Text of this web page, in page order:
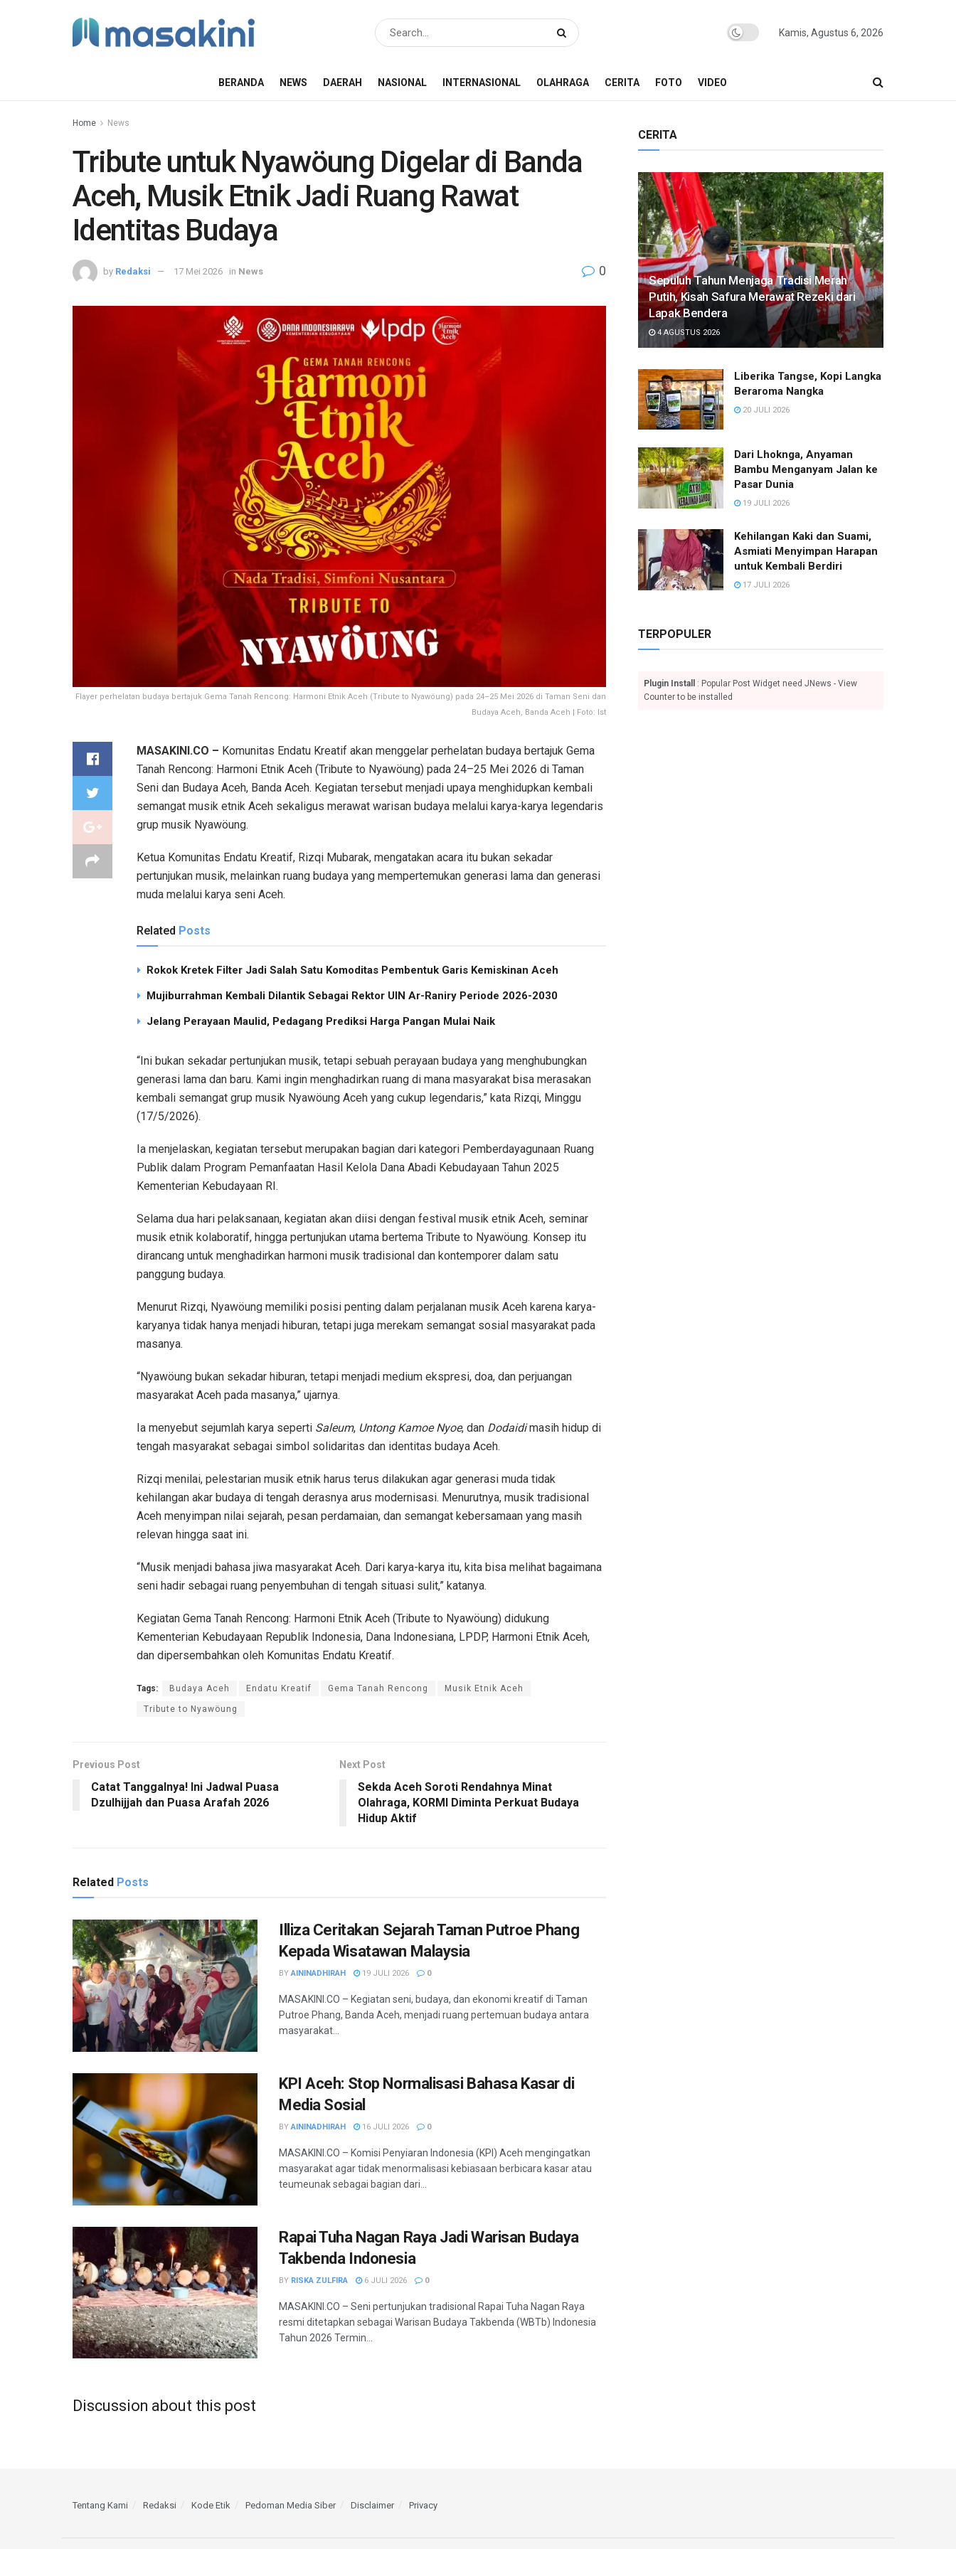
Kamis, Agustus 6, 2026
BERANDA NEWS DAERAH NASIONAL INTERNASIONAL OLAHRAGA CERITA FOTO VIDEO
Home News
Tribute untuk Nyawöung Digelar di Banda
Aceh, Musik Etnik Jadi Ruang Rawat
Identitas Budaya
by Redaksi 17 Mei 2026 in News 0
Flayer perhelatan budaya bertajuk Gema Tanah Rencong: Harmoni Etnik Aceh (Tribute to Nyawöung) pada 24–25 Mei 2026 di Taman Seni dan
Budaya Aceh, Banda Aceh | Foto: Ist
MASAKINI.CO – Komunitas Endatu Kreatif akan menggelar perhelatan budaya bertajuk Gema
Tanah Rencong: Harmoni Etnik Aceh (Tribute to Nyawöung) pada 24–25 Mei 2026 di Taman
Seni dan Budaya Aceh, Banda Aceh. Kegiatan tersebut menjadi upaya menghidupkan kembali
semangat musik etnik Aceh sekaligus merawat warisan budaya melalui karya-karya legendaris
grup musik Nyawöung.
Ketua Komunitas Endatu Kreatif, Rizqi Mubarak, mengatakan acara itu bukan sekadar
pertunjukan musik, melainkan ruang budaya yang mempertemukan generasi lama dan generasi
muda melalui karya seni Aceh.
Related Posts
Rokok Kretek Filter Jadi Salah Satu Komoditas Pembentuk Garis Kemiskinan Aceh
Mujiburrahman Kembali Dilantik Sebagai Rektor UIN Ar-Raniry Periode 2026-2030
Jelang Perayaan Maulid, Pedagang Prediksi Harga Pangan Mulai Naik
“Ini bukan sekadar pertunjukan musik, tetapi sebuah perayaan budaya yang menghubungkan
generasi lama dan baru. Kami ingin menghadirkan ruang di mana masyarakat bisa merasakan
kembali semangat grup musik Nyawöung Aceh yang cukup legendaris,” kata Rizqi, Minggu
(17/5/2026).
Ia menjelaskan, kegiatan tersebut merupakan bagian dari kategori Pemberdayagunaan Ruang
Publik dalam Program Pemanfaatan Hasil Kelola Dana Abadi Kebudayaan Tahun 2025
Kementerian Kebudayaan RI.
Selama dua hari pelaksanaan, kegiatan akan diisi dengan festival musik etnik Aceh, seminar
musik etnik kolaboratif, hingga pertunjukan utama bertema Tribute to Nyawöung. Konsep itu
dirancang untuk menghadirkan harmoni musik tradisional dan kontemporer dalam satu
panggung budaya.
Menurut Rizqi, Nyawöung memiliki posisi penting dalam perjalanan musik Aceh karena karya-
karyanya tidak hanya menjadi hiburan, tetapi juga merekam semangat sosial masyarakat pada
masanya.
“Nyawöung bukan sekadar hiburan, tetapi menjadi medium ekspresi, doa, dan perjuangan
masyarakat Aceh pada masanya,” ujarnya.
Ia menyebut sejumlah karya seperti Saleum, Untong Kamoe Nyoe, dan Dodaidimasih hidup di
tengah masyarakat sebagai simbol solidaritas dan identitas budaya Aceh.
Rizqi menilai, pelestarian musik etnik harus terus dilakukan agar generasi muda tidak
kehilangan akar budaya di tengah derasnya arus modernisasi. Menurutnya, musik tradisional
Aceh menyimpan nilai sejarah, pesan perdamaian, dan semangat kebersamaan yang masih
relevan hingga saat ini.
“Musik menjadi bahasa jiwa masyarakat Aceh. Dari karya-karya itu, kita bisa melihat bagaimana
seni hadir sebagai ruang penyembuhan di tengah situasi sulit,” katanya.
Kegiatan Gema Tanah Rencong: Harmoni Etnik Aceh (Tribute to Nyawöung) didukung
Kementerian Kebudayaan Republik Indonesia, Dana Indonesiana, LPDP, Harmoni Etnik Aceh,
dan dipersembahkan oleh Komunitas Endatu Kreatif.
Tags: Budaya Aceh Endatu Kreatif Gema Tanah Rencong Musik Etnik Aceh
Tribute to Nyawöung
Previous Post
Catat Tanggalnya! Ini Jadwal Puasa
Dzulhijjah dan Puasa Arafah 2026
Next Post
Sekda Aceh Soroti Rendahnya Minat
Olahraga, KORMI Diminta Perkuat Budaya
Hidup Aktif
Related Posts
Illiza Ceritakan Sejarah Taman Putroe Phang
Kepada Wisatawan Malaysia
BY AININADHIRAH 19 JULI 2026 0
MASAKINI.CO – Kegiatan seni, budaya, dan ekonomi kreatif di Taman
Putroe Phang, Banda Aceh, menjadi ruang pertemuan budaya antara
masyarakat...
KPI Aceh: Stop Normalisasi Bahasa Kasar di
Media Sosial
BY AININADHIRAH 16 JULI 2026 0
MASAKINI.CO – Komisi Penyiaran Indonesia (KPI) Aceh mengingatkan
masyarakat agar tidak menormalisasi kebiasaan berbicara kasar atau
teumeunak sebagai bagian dari...
Rapai Tuha Nagan Raya Jadi Warisan Budaya
Takbenda Indonesia
BY RISKA ZULFIRA 6 JULI 2026 0
MASAKINI.CO – Seni pertunjukan tradisional Rapai Tuha Nagan Raya
resmi ditetapkan sebagai Warisan Budaya Takbenda (WBTb) Indonesia
Tahun 2026 Termin...
Discussion about this post
CERITA
Sepuluh Tahun Menjaga Tradisi Merah
Putih, Kisah Safura Merawat Rezeki dari
Lapak Bendera
4 AGUSTUS 2026
Liberika Tangse, Kopi Langka
Beraroma Nangka
20 JULI 2026
Dari Lhoknga, Anyaman
Bambu Menganyam Jalan ke
Pasar Dunia
19 JULI 2026
Kehilangan Kaki dan Suami,
Asmiati Menyimpan Harapan
untuk Kembali Berdiri
17 JULI 2026
TERPOPULER
Plugin Install
: Popular Post Widget need JNews - View
Counter to be installed
Tentang Kami Redaksi Kode Etik Pedoman Media Siber Disclaimer Privacy